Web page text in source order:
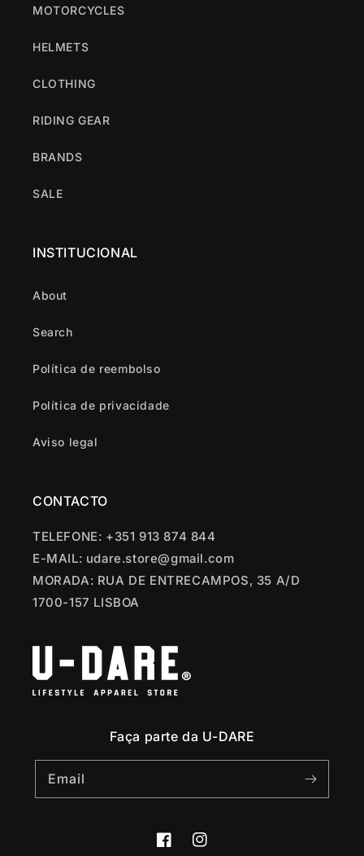
MOTORCYCLES
HELMETS
CLOTHING
RIDING GEAR
BRANDS
SALE
INSTITUCIONAL
About
Search
Política de reembolso
Política de privacidade
Aviso legal
CONTACTO
TELEFONE: +351 913 874 844
E-MAIL: udare.store@gmail.com
MORADA: RUA DE ENTRECAMPOS, 35 A/D
1700-157 LISBOA
Faça parte da U-DARE
Email
FacebookInstagram